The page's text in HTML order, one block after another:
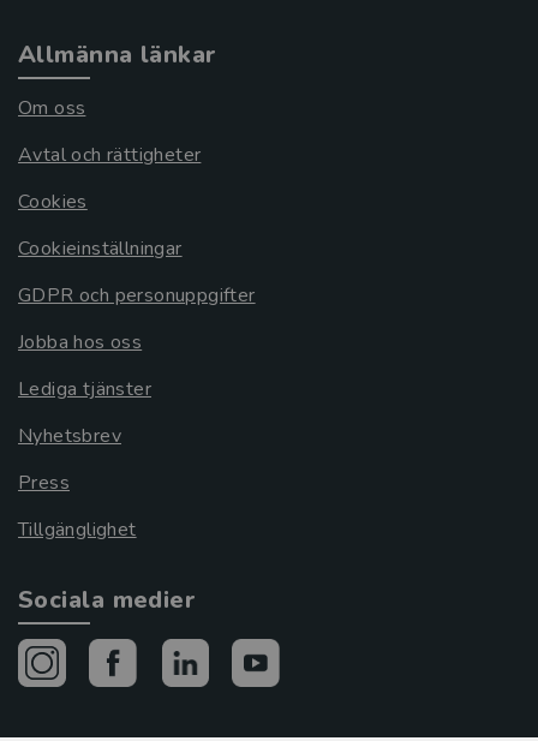
Allmänna länkar
Om oss
Avtal och rättigheter
Cookies
Cookieinställningar
GDPR och personuppgifter
Jobba hos oss
Lediga tjänster
Nyhetsbrev
Press
Tillgänglighet
Sociala medier